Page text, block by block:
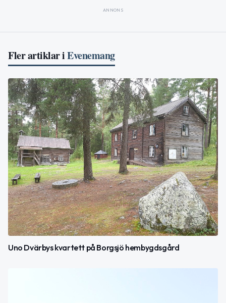
ANNONS
Fler artiklar iEvenemang
Uno Dvärbys kvartett på Borgsjö hembygdsgård